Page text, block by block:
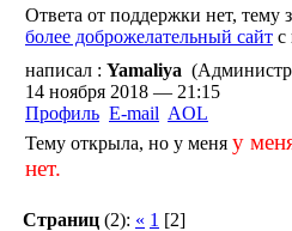
Ответа от поддержки нет,
более доброжелательный сайт с
написал : Yamaliya
14 ноября 2018 — 21:15
Профиль E-mail AOL
Тему открыла, но у меня у
нет.
Страниц (2): « 1 [2]